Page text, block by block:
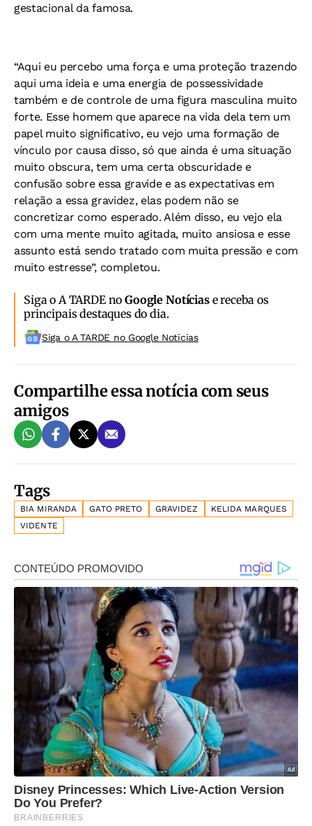
gestacional da famosa.
“Aqui eu percebo uma força e uma proteção trazendo
aqui uma ideia e uma energia de possessividade
também e de controle de uma figura masculina muito
forte. Esse homem que aparece na vida dela tem um
papel muito significativo, eu vejo uma formação de
vínculo por causa disso, só que ainda é uma situação
muito obscura, tem uma certa obscuridade e
confusão sobre essa gravide e as expectativas em
relação a essa gravidez, elas podem não se
concretizar como esperado. Além disso, eu vejo ela
com uma mente muito agitada, muito ansiosa e esse
assunto está sendo tratado com muita pressão e com
muito estresse”, completou.
Siga o A TARDE noGoogle Notíciase receba os
principais destaques do dia.
Siga o A TARDE no Google Noticias
Compartilhe essa notícia com seus
amigos
Tags
BIA MIRANDA GATO PRETO GRAVIDEZ
KELIDA MARQUES
VIDENTE